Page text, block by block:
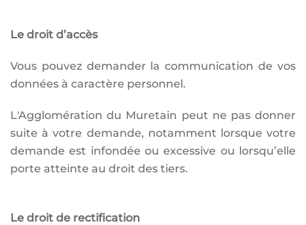
Le droit d’accès
Vous pouvez demander la communication de vos
données à caractère personnel.
L'Agglomération du Muretain peut ne pas donner
suite à votre demande, notamment lorsque votre
demande est infondée ou excessive ou lorsqu’elle
porte atteinte au droit des tiers.
Le droit de rectification